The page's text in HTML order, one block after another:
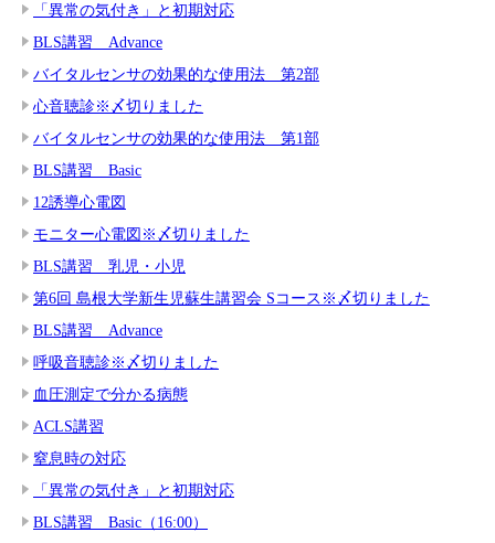
「異常の気付き」と初期対応
BLS講習 Advance
バイタルセンサの効果的な使用法 第2部
心音聴診※〆切りました
バイタルセンサの効果的な使用法 第1部
BLS講習 Basic
12誘導心電図
モニター心電図※〆切りました
BLS講習 乳児・小児
第6回 島根大学新生児蘇生講習会 Sコース※〆切りました
BLS講習 Advance
呼吸音聴診※〆切りました
血圧測定で分かる病態
ACLS講習
窒息時の対応
「異常の気付き」と初期対応
BLS講習 Basic（16:00）